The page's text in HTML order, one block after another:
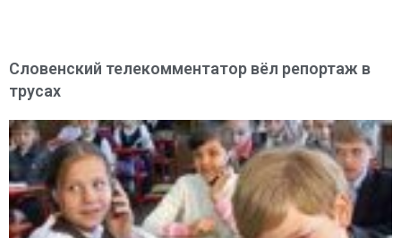
Словенский телекомментатор вёл репортаж в
трусах